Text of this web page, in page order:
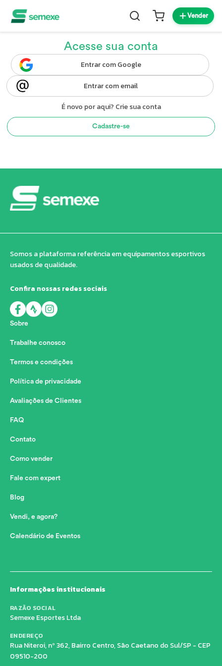
Vender
Acesse sua conta
Entrar com Google
Entrar com email
É novo por aqui? Crie sua conta
Cadastre-se
Somos a plataforma referência em equipamentos esportivos
usados de qualidade.
Confira nossas redes sociais
Sobre
Trabalhe conosco
Termos e condições
Política de privacidade
Avaliações de Clientes
FAQ
Contato
Como vender
Fale com expert
Blog
Vendi, e agora?
Calendário de Eventos
Informações institucionais
RAZÃO SOCIAL
Semexe Esportes Ltda
ENDEREÇO
Rua Niteroi, nº 362, Bairro Centro, São Caetano do Sul/SP - CEP
09510-200